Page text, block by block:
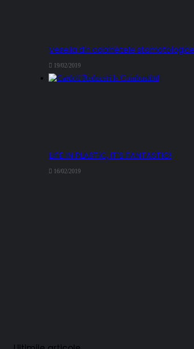
Veselia din cabinetele stomatologice
19/02/2019
LIFE IN PLASTIC, IT’S FANTASTIC!
16/02/2019